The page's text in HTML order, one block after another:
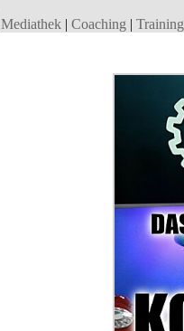
Mediathek | Coaching |